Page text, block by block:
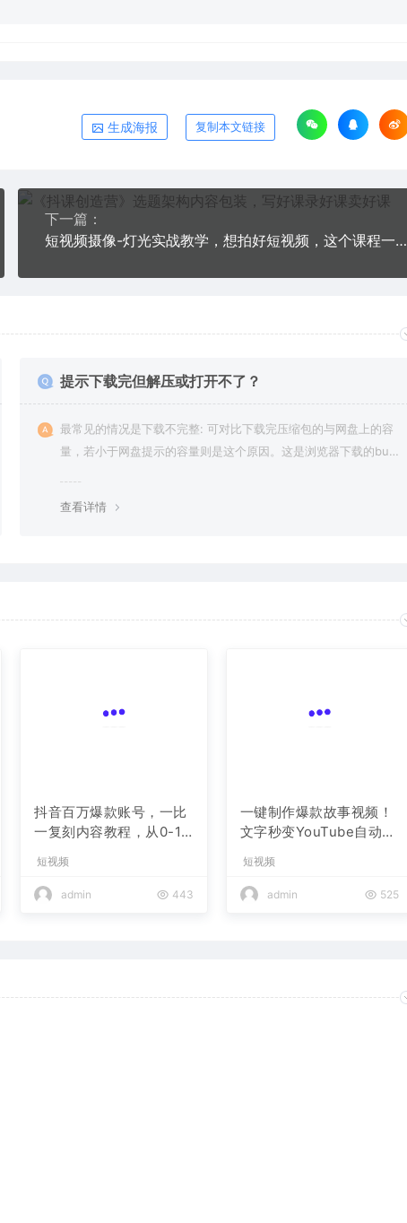
生成海报 复制本文链接
下一篇：
短视频摄像-灯光实战教学，想拍好短视频，这个课程一定是必看课
提示下载完但解压或打开不了？
最常见的情况是下载不完整: 可对比下载完压缩包的与网盘上的容
量，若小于网盘提示的容量则是这个原因。这是浏览器下载的bu
查看详情
抖音百万爆款账号，一比
一复刻内容教程，从0-1
复制爆款，月入10w+
短视频
admin 443
一键制作爆款故事视频！
文字秒变YouTube自动发
短视频
admin 525